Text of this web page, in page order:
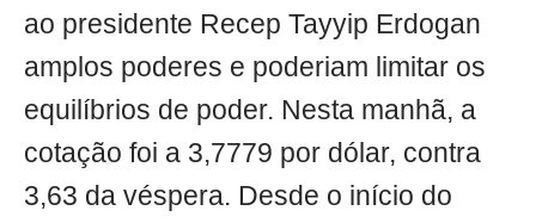
ao presidente Recep Tayyip Erdogan
amplos poderes e poderiam limitar os
equilíbrios de poder. Nesta manhã, a
cotação foi a 3,7779 por dólar, contra
3,63 da véspera. Desde o início do